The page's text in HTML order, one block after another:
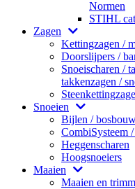
Normen
STIHL
Zagen
Kettingzagen /
Doorslijpers /
Snoeischaren /
takkenzagen /
Snoeien
Bijlen /
CombiSysteem
Heggenscharen
Hoogsnoeiers
Maaien
Maaien en